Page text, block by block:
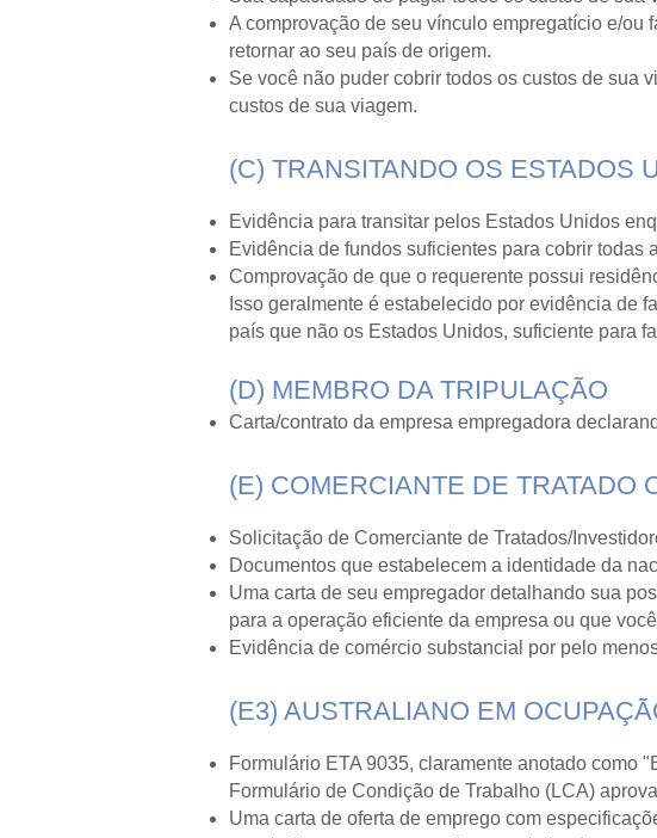
A comprovação de seu vínculo empregatício e/ou
retornar ao seu país de origem.
Se você não puder cobrir todos os custos de sua
custos de sua viagem.
(C) TRANSITANDO OS ESTADOS
Evidência para transitar pelos Estados Unidos
Evidência de fundos suficientes para cobrir
Comprovação de que o requerente possui
Isso geralmente é estabelecido por evidência de
país que não os Estados Unidos, suficiente para
(D) MEMBRO DA TRIPULAÇÃO
Carta/contrato da empresa empregadora
(E) COMERCIANTE DE TRATADO
Solicitação de Comerciante de Tratados/
Documentos que estabelecem a identidade da
Uma carta de seu empregador detalhando sua
para a operação eficiente da empresa ou que
Evidência de comércio substancial por pelo
(E3) AUSTRALIANO EM
Formulário ETA 9035, claramente anotado como
Formulário de Condição de Trabalho (LCA)
Uma carta de oferta de emprego com